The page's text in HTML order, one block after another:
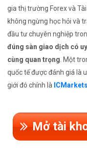
gia thị trường Forex và
không ngừng học hỏi và
đầu tư chuyên nghiệp
đúng sàn giao dịch có
cùng quan trọng . Một
quốc tế được đánh giá là
giới đó chính là ICMarkets
Mở tài